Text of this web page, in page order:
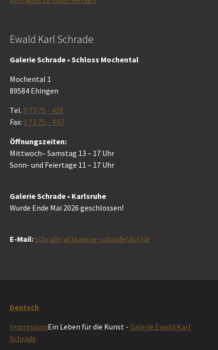
Ewald Karl Schrade
Galerie Schrade • Schloss Mochental
Mochental 1
89584 Ehingen
Tel. 0 73 75 - 418
Fax: 0 73 75 - 4 67
Öffnungszeiten:
Mittwoch– Samstag 13 – 17 Uhr
Sonn- und Feiertage 11 – 17 Uhr
Galerie Schrade • Karlsruhe
Wurde Ende Mai 2026 geschlossen!
E-Mail:schrade(at)galerie-schrade(dot)de
Deutsch
ImpressumEin Leben für die Kunst - Galerie Ewald Karl
Schrade